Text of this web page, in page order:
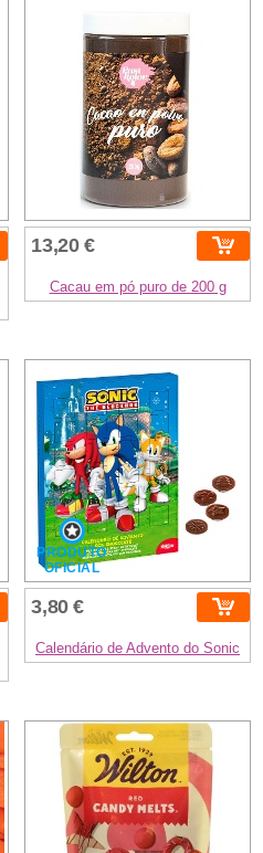
13,20 €
Cacau em pó puro de 200 g
PRODUTO
OFICIAL
3,80 €
Calendário de Advento do Sonic